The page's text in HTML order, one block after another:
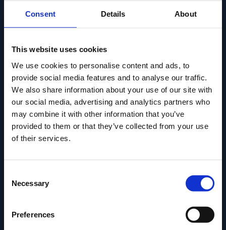
Consent Details About
This website uses cookies
We use cookies to personalise content and ads, to
provide social media features and to analyse our traffic.
We also share information about your use of our site with
our social media, advertising and analytics partners who
may combine it with other information that you’ve
provided to them or that they’ve collected from your use
of their services.
Selection
Necessary
Preferences
Presse
Ledige stillinger
Overgade 48
5000 Odense C
Info@museumodense.dk
Telefon:(+45) 31 25 80 80
Telefontid: mandag-torsdag: 9.30-14.00
Fredag: 9.30-12.00
CVR-nr.: 39156040